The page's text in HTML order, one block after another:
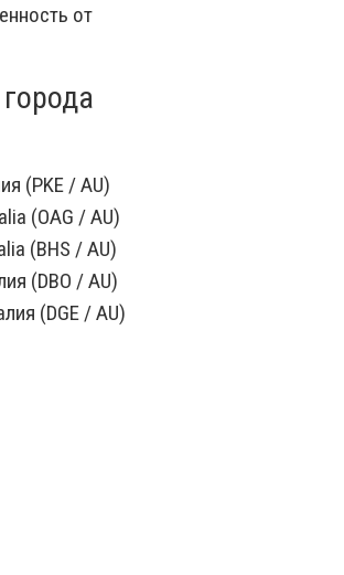
от
(PKE / AU)
(OAG / AU)
(BHS / AU)
(DBO / AU)
(DGE / AU)